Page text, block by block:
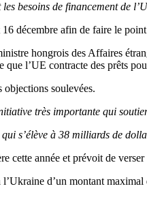
besoins de financement de
décembre afin de faire le
hongrois des Affaires
l’UE contracte des prêts
soulevées.
très importante qui
s’élève à 38 milliards de
cette année et prévoit de
d’un montant